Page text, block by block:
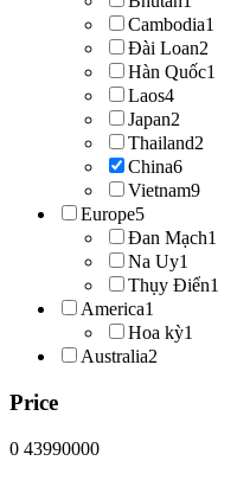
Cambodia1
Đài Loan2
Hàn Quốc1
Laos4
Japan2
Thailand2
China6
Vietnam9
Europe5
Đan Mạch1
Na Uy1
Thụy Điển1
America1
Hoa kỳ1
Australia2
Price
0 43990000